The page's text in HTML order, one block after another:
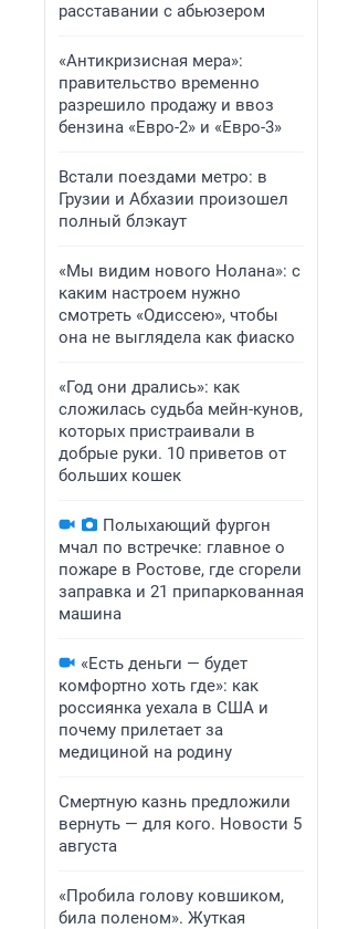
расставании с абьюзером
«Антикризисная мера»:
правительство временно
разрешило продажу и ввоз
бензина «Евро-2» и «Евро-3»
Встали поездами метро: в
Грузии и Абхазии произошел
полный блэкаут
«Мы видим нового Нолана»: с
каким настроем нужно
смотреть «Одиссею», чтобы
она не выглядела как фиаско
«Год они дрались»: как
сложилась судьба мейн-кунов,
которых пристраивали в
добрые руки. 10 приветов от
больших кошек
Полыхающий фургон
мчал по встречке: главное о
пожаре в Ростове, где сгорели
заправка и 21 припаркованная
машина
«Есть деньги — будет
комфортно хоть где»: как
россиянка уехала в США и
почему прилетает за
медициной на родину
Смертную казнь предложили
вернуть — для кого. Новости 5
августа
«Пробила голову ковшиком,
била поленом». Жуткая